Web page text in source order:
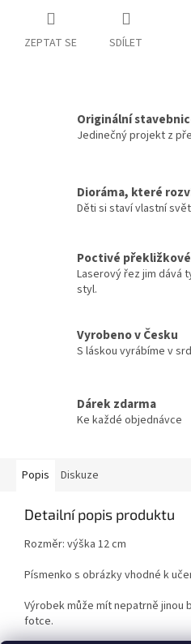
ZEPTAT SE SDÍLET
Originální
Jedinečný projekt z
Dioráma, které
Děti si staví vlastní
Poctivé
Laserový řez jim dává
styl.
Vyrobeno v Česku
S láskou vyrábíme v
Dárek zdarma
Ke každé objednávce
Popis Diskuze
Detailní popis produktu
Rozměr: výška 12 cm
Písmenko s obrázky vhodné k
Výrobek může mít nepatrně jinou
fotce.